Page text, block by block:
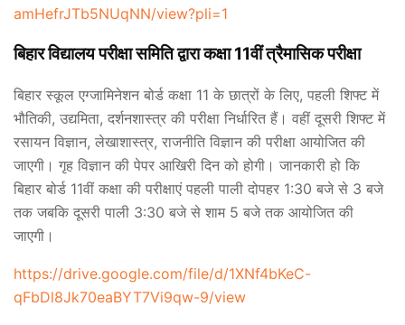
amHefrJTb5NUqNN/view?pli=1
बिहार विद्यालय परीक्षा समिति द्वारा कक्षा 11वीं त्रैमासिक परीक्षा
बिहार स्कूल एग्जामिनेशन बोर्ड कक्षा 11 के छात्रों के लिए, पहली शिफ्ट में
भौतिकी, उद्यमिता, दर्शनशास्त्र की परीक्षा निर्धारित हैं। वहीं दूसरी शिफ्ट में
रसायन विज्ञान, लेखाशास्त्र, राजनीति विज्ञान की परीक्षा आयोजित की
जाएगी। गृह विज्ञान की पेपर आखिरी दिन को होगी। जानकारी हो कि
बिहार बोर्ड 11वीं कक्षा की परीक्षाएं पहली पाली दोपहर 1:30 बजे से 3 बजे
तक जबकि दूसरी पाली 3:30 बजे से शाम 5 बजे तक आयोजित की
जाएगी।
https://drive.google.com/file/d/1XNf4bKeC-
qFbDl8Jk70eaBYT7Vi9qw-9/view